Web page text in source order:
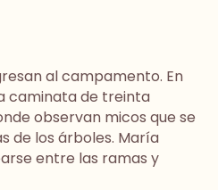
al campamento. En
caminata de treinta
observan micos que se
de los árboles. María
entre las ramas y